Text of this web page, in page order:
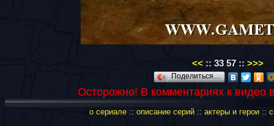
<< :: 33 57 :: >>>
Поделиться…
Осторожно! В комментариях к видео
о сериале:: описание серий:: актеры и герои::